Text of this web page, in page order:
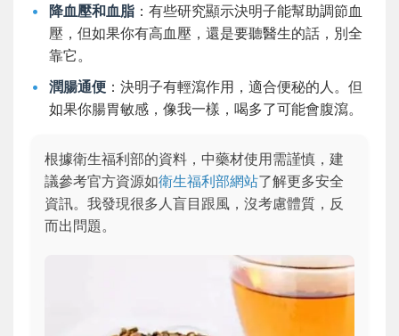
降血壓和血脂 ：有些研究顯示決明子能幫助調節血
壓，但如果你有高血壓，還是要聽醫生的話，別全
靠它。
潤腸通便 ：決明子有輕瀉作用，適合便秘的人。但
如果你腸胃敏感，像我一樣，喝多了可能會腹瀉。
根據衛生福利部的資料，中藥材使用需謹慎，建
議參考官方資源如衛生福利部網站了解更多安全
資訊。我發現很多人盲目跟風，沒考慮體質，反
而出問題。